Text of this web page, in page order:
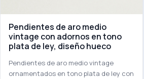
Pendientes de aro medio
vintage con adornos en tono
plata de ley, diseño hueco
Pendientes de aro medio vintage
ornamentados en tono plata de ley con